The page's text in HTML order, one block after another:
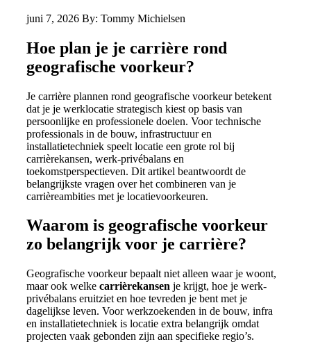
juni 7, 2026 By: Tommy Michielsen
Hoe plan je je carrière rond
geografische voorkeur?
Je carrière plannen rond geografische voorkeur betekent
dat je je werklocatie strategisch kiest op basis van
persoonlijke en professionele doelen. Voor technische
professionals in de bouw, infrastructuur en
installatietechniek speelt locatie een grote rol bij
carrièrekansen, werk-privébalans en
toekomstperspectieven. Dit artikel beantwoordt de
belangrijkste vragen over het combineren van je
carrièreambities met je locatievoorkeuren.
Waarom is geografische voorkeur
zo belangrijk voor je carrière?
Geografische voorkeur bepaalt niet alleen waar je woont,
maar ook welke carrièrekansen je krijgt, hoe je werk-
privébalans eruitziet en hoe tevreden je bent met je
dagelijkse leven. Voor werkzoekenden in de bouw, infra
en installatietechniek is locatie extra belangrijk omdat
projecten vaak gebonden zijn aan specifieke regio’s.